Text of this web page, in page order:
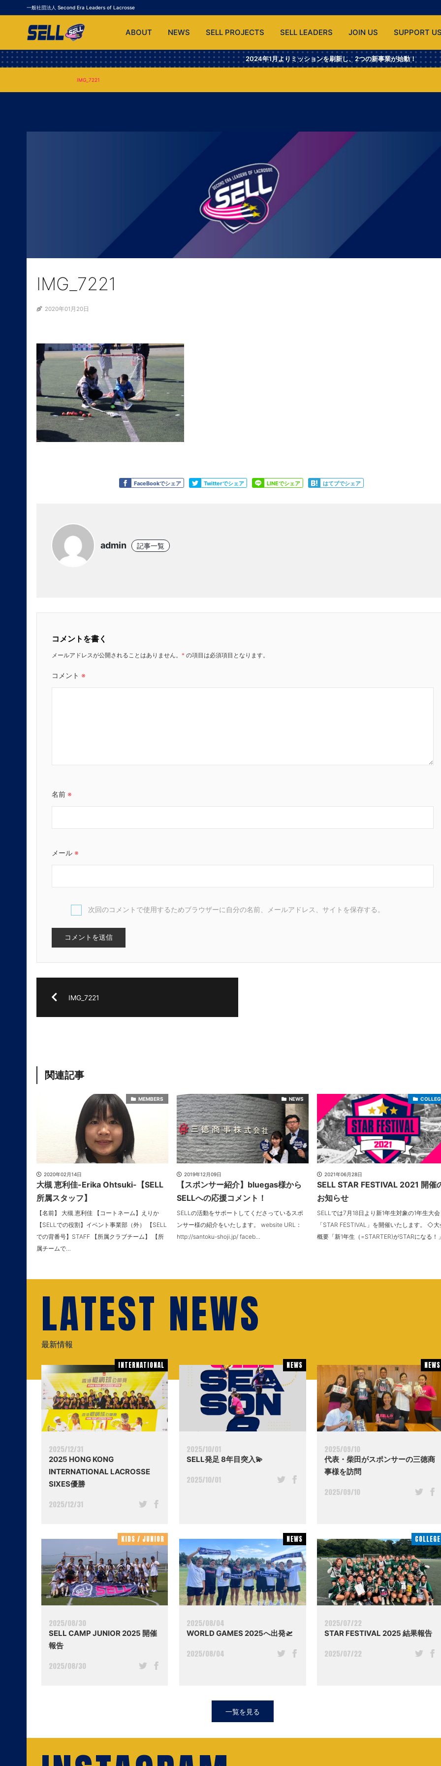
一般社団法人 Second Era Leaders of Lacrosse
ABOUT NEWS SELL PROJECTS SELL LEADERS JOIN US SUPPORT
2024年1月よりミッションを刷新し、2つの新事業が始動！
IMG_7221
IMG_7221
2020年01月20日
FaceBookでシェア
Like Twitterでシェア
Tweet LINEでシェア
Share はてブでシェア
Share
admin 記事一覧
コメントを書く
メールアドレスが公開されることはありません。 * の項目は必須項目となります。
コメント ※
名前 ※
メール ※
次回のコメントで使用するためブラウザーに自分の名前、メールアドレス、サイトを保存する。
IMG_7221
関連記事
MEMBERS
2020年02月14日
大槻 恵利佳-Erika Ohtsuki-【SELL
所属スタッフ】
【名前】 大槻 恵利佳 【コートネーム】えりか
【SELLでの役割】イベント事業部（外） 【SELL
での背番号】STAFF 【所属クラブチーム】 【所
属チームで…
NEWS
2019年12月09日
【スポンサー紹介】bluegas様から
SELLへの応援コメント！
SELLの活動をサポートしてくださっているスポ
ンサー様の紹介をいたします。 website URL：
http://santoku-shoji.jp/ faceb…
2021年06月28日
SELL STAR FESTIVAL 2021 開催
お知らせ
SELLでは7月18日より新1年生対象の1年生大会
「STAR FESTIVAL」を開催いたします。 ◇大
概要「新1年生（=STARTER)がSTARになる！
LATEST NEWS
最新情報
2025/12/31
INTERNATIONAL
2025 HONG KONG
INTERNATIONAL LACROSSE
SIXES優勝
2025/12/31
INTERNATIONAL
2025/10/01
NEWS
SELL発足 8年目突入💫
2025/10/01
NEWS
2025/09/10
NEWS
代表・柴田がスポンサーの三徳商
事様を訪問
2025/09/10
NEWS
2025/08/30
KIDS / JUNIOR
SELL CAMP JUNIOR 2025 開催
報告
2025/08/30
KIDS / JUNIOR
2025/08/04
NEWS
WORLD GAMES 2025へ出発🛫
2025/08/04
NEWS
2025/07/22
COLLEGE
STAR FESTIVAL 2025 結果報告
2025/07/22
COLLEGE
一覧を見る